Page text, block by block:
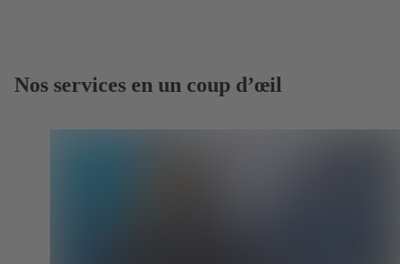
Nos services en un coup d’œil